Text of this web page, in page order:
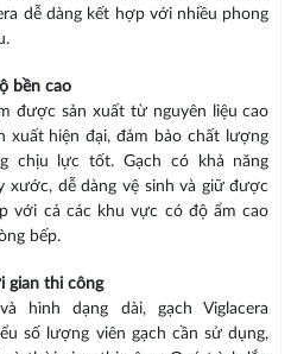
dễ dàng kết hợp với nhiều phong
bền cao
được sản xuất từ nguyên liệu cao
xuất hiện đại, đảm bảo chất lượng
chịu lực tốt. Gạch có khả năng
xước, dễ dàng vệ sinh và giữ được
với cả các khu vực có độ ẩm cao
bếp.
gian thi công
hình dạng dài, gạch Viglacera
số lượng viên gạch cần sử dụng,